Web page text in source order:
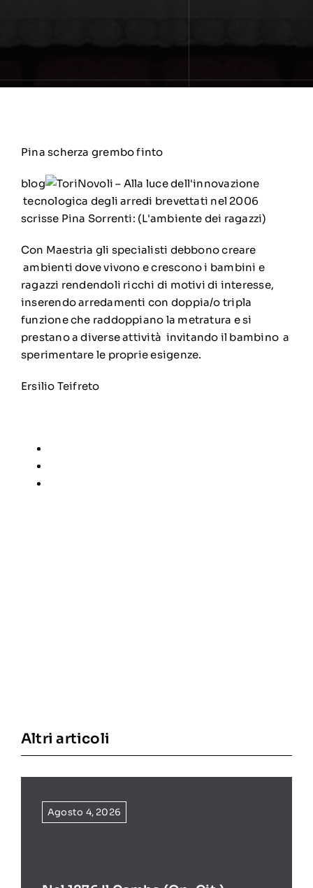
Pina scherza grembo finto
blog
ToriNovoli – Alla luce dell'innovazione
tecnologica degli arredi brevettati nel 2006
scrisse Pina Sorrenti: (L'ambiente dei ragazzi)
Con Maestria gli specialisti debbono creare
ambienti dove vivono e crescono i bambini e
ragazzi rendendoli ricchi di motivi di interesse,
inserendo arredamenti con doppia/o tripla
funzione che raddoppiano la metratura e si
prestano a diverse attività invitando il bambino a
sperimentare le proprie esigenze.
Ersilio Teifreto
Altri articoli
Agosto 4, 2026